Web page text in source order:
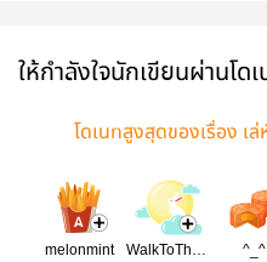
ให้กำลังใจนักเขียนผ่านโด
โดเนทสูงสุดของเรื่อง
melonmint
WalkToTheMoon